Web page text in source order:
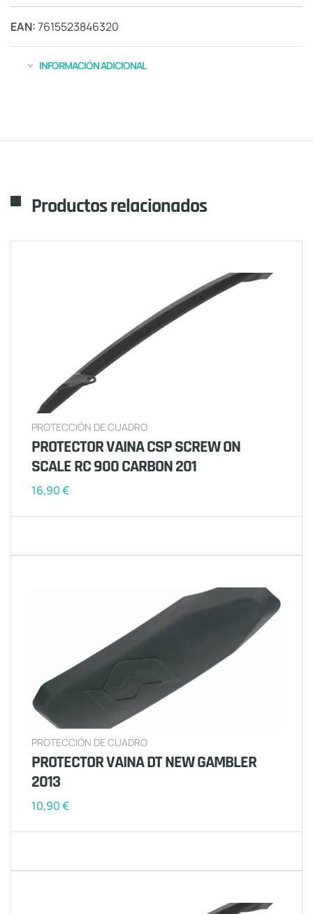
EAN:7615523846320
INFORMACIÓN ADICIONAL
Productos relacionados
PROTECCIÓN DE CUADRO
PROTECTOR VAINA CSP SCREW ON
SCALE RC 900 CARBON 201
16,90€
PROTECCIÓN DE CUADRO
PROTECTOR VAINA DT NEW GAMBLER
2013
10,90€